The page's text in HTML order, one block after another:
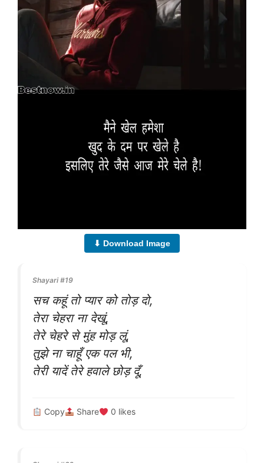
⬇ Download Image
Shayari #19
सच कहूं तो प्यार को तोड़ दो,
तेरा चेहरा ना देखूं,
तेरे चेहरे से मुंह मोड़ लूं,
तुझे ना चाहूँ एक पल भी,
तेरी यादें तेरे हवाले छोड़ दूँ,
Copy Share 0 likes